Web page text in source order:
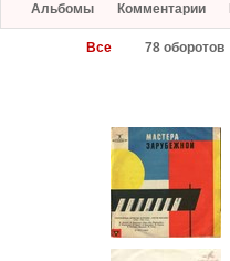
Альбомы Комментарии
Все 78 оборотов